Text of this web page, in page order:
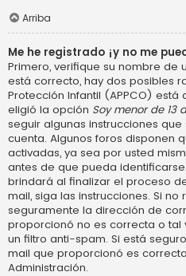
Arriba
Me he registrado ¡y no me
Primero, verifique su nombre de
está correcto, hay dos posibles
Protección Infantil (APPCO)
eligió la opción Soy menor de 13
seguir algunas instrucciones
cuenta. Algunos foros disponen
activadas, ya sea por usted
antes de que pueda
brindará al finalizar el proceso
mail, siga las instrucciones. Si
seguramente la dirección de
proporcionó no es correcta o
un filtro anti-spam. Si está
mail que proporcionó es
Administración.